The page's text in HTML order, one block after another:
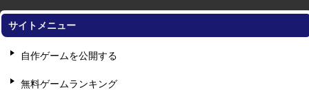
サイトメニュー
自作ゲームを公開する
無料ゲームランキング